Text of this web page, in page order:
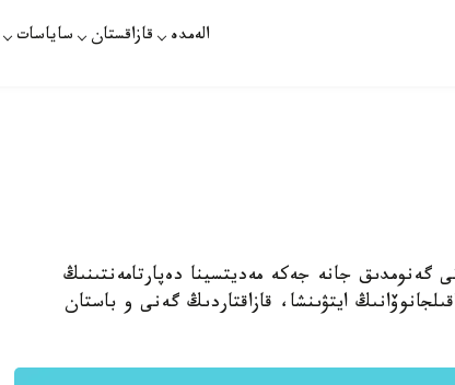
الەمدە قازاقستان ساياسات
گەنومدىق جانە جەكە مەديتسينا دەپارتامەنتىنىڭ
ايتۋىنشا، قازاقتاردىڭ گەنى و باستان